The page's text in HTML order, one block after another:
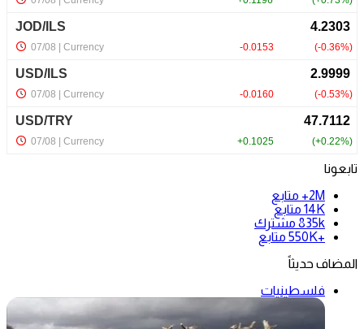
تابعونا
2M+
متابع
14K متابع
835k مشترك
+550K
متابع
المضاف حديثاً
فلسطينيات